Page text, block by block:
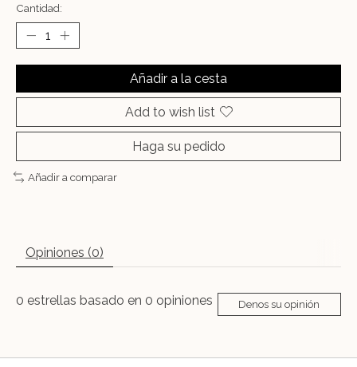
Cantidad:
Añadir a la cesta
Add to wish list
Haga su pedido
Añadir a comparar
Opiniones (0)
0 estrellas basado en 0 opiniones Denos su opinión